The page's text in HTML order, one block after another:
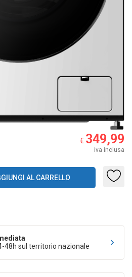
€ 349,99
iva inclusa
48h sul territorio nazionale